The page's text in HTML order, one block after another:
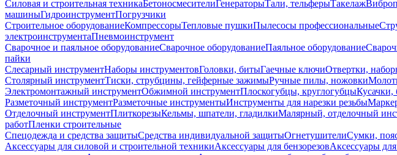
Силовая и строительная техникаБетоносмесителиГенераторыТали, тельферыТакелаж
машиныГидроинструментПогрузчики
Строительное оборудованиеКомпрессорыТепловые пушкиПылесосы профессиональные
электроинструментаПневмоинструмент
Сварочное и паяльное оборудованиеСварочное оборудованиеПаяльное оборудование
пайки
Слесарный инструментНаборы инструментовГоловки, битыГаечные ключиОтвертки,
Столярный инструментТиски, струбцины, гейферные зажимыРучные пилы, ножовки
Электромонтажный инструментОбжимной инструментПлоскогубцы, круглогубцыКусачки,
Разметочный инструментРазметочные инструментыИнструменты для нарезки резьбы
Отделочный инструментПлиткорезыКельмы, шпатели, гладилкиМалярный, отделочный
работПленки строительные
Спецодежда и средства защитыСредства индивидуальной защитыОгнетушителиСумки,
Аксессуары для силовой и строительной техникиАксессуары для бензорезовАксессуары